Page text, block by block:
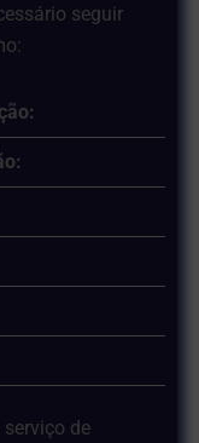
seguir
de